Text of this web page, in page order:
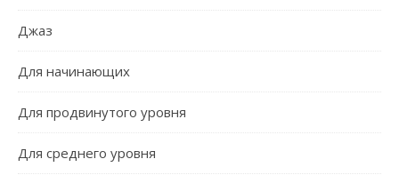
Джаз
Для начинающих
Для продвинутого уровня
Для среднего уровня